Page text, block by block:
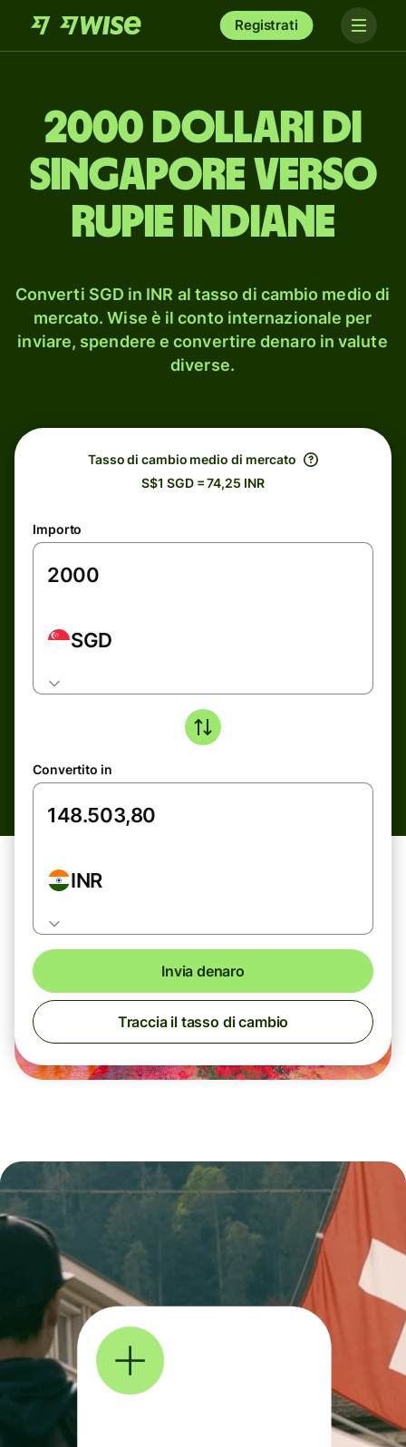
Registrati
2000 dollari di
Singapore verso
rupie indiane
Converti SGD in INR al tasso di cambio medio di
mercato. Wise è il conto internazionale per
inviare, spendere e convertire denaro in valute
diverse.
Tasso di cambio medio di mercato
S$1 SGD = 74,25 INR
Importo
SGD
Convertito in
INR
Invia denaro
Traccia il tasso di cambio